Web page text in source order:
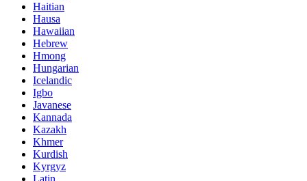
Haitian
Hausa
Hawaiian
Hebrew
Hmong
Hungarian
Icelandic
Igbo
Javanese
Kannada
Kazakh
Khmer
Kurdish
Kyrgyz
Latin